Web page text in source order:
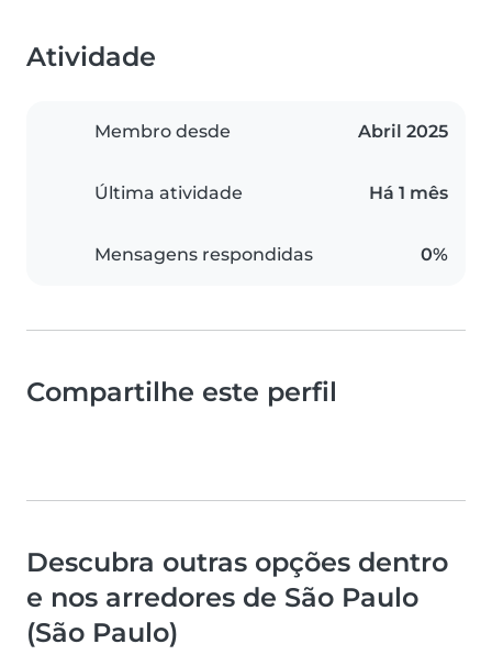
Atividade
Membro desde Abril 2025
Última atividade Há 1 mês
Mensagens respondidas 0%
Compartilhe este perfil
Descubra outras opções dentro
e nos arredores de São Paulo
(São Paulo)